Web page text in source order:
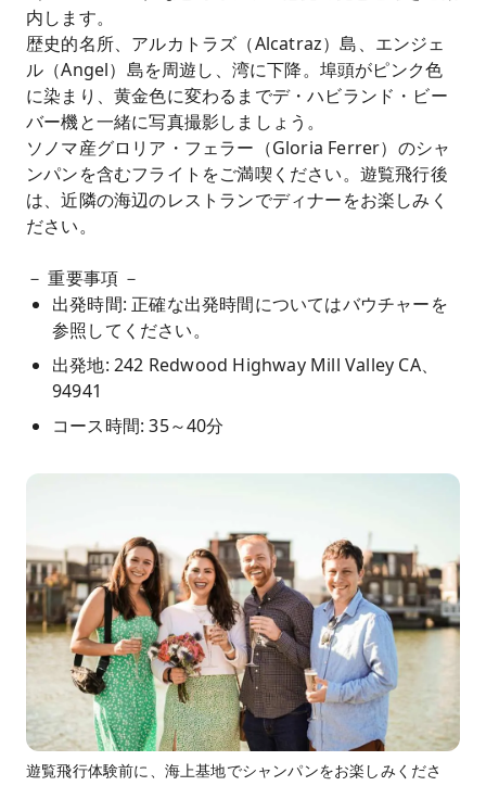
内します。
歴史的名所、アルカトラズ（Alcatraz）島、エンジェ
ル（Angel）島を周遊し、湾に下降。埠頭がピンク色
に染まり、黄金色に変わるまでデ・ハビランド・ビー
バー機と一緒に写真撮影しましょう。
ソノマ産グロリア・フェラー（Gloria Ferrer）のシャ
ンパンを含むフライトをご満喫ください。遊覧飛行後
は、近隣の海辺のレストランでディナーをお楽しみく
ださい。
－ 重要事項 －
出発時間: 正確な出発時間についてはバウチャーを
参照してください。
出発地: 242 Redwood Highway Mill Valley CA、
94941
コース時間: 35～40分
遊覧飛行体験前に、海上基地でシャンパンをお楽しみくださ